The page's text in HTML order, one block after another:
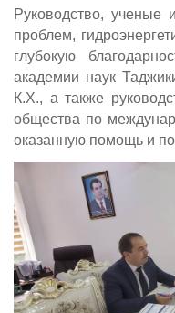
Руководство, ученые
проблем,
глубокую
академии наук
К.Х., а также
общества по
оказанную помощь и